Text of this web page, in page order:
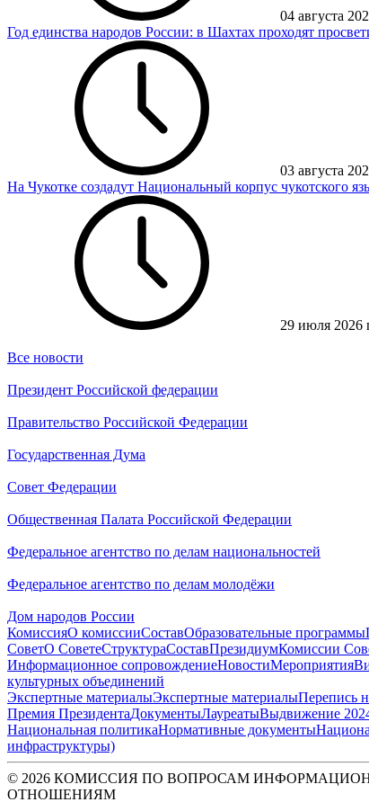
04 августа
Год единства народов России: в Шахтах проходят
03 августа
На Чукотке создадут Национальный корпус чукотского
29 июля 2026
Все новости
Президент Российской федерации
Правительство Российской Федерации
Государственная Дума
Совет Федерации
Общественная Палата Российской Федерации
Федеральное агентство по делам национальностей
Федеральное агентство по делам молодёжи
Дом народов России
КомиссияО комиссииСоставОбразовательные программы
СоветО СоветеСтруктураСоставПрезидиумКомиссии
Информационное сопровождениеНовостиМероприятия
культурных объединений
Экспертные материалыЭкспертные материалыПерепись
Премия ПрезидентаДокументыЛауреатыВыдвижение
Национальная политикаНормативные документы
инфраструктуры)
© 2026 КОМИССИЯ ПО ВОПРОСАМ
ОТНОШЕНИЯМ